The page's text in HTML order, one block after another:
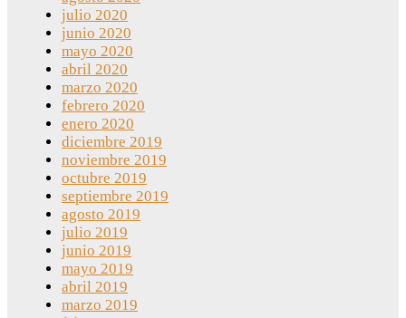
julio 2020
junio 2020
mayo 2020
abril 2020
marzo 2020
febrero 2020
enero 2020
diciembre 2019
noviembre 2019
octubre 2019
septiembre 2019
agosto 2019
julio 2019
junio 2019
mayo 2019
abril 2019
marzo 2019